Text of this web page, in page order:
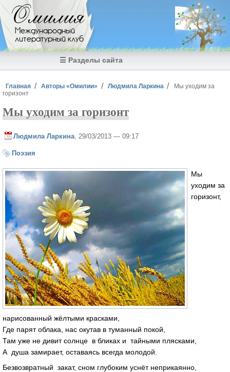
Перейти к основному содержанию
Омилия
Международный
литературный клуб
☰ Разделы сайта
Вы здесь
Главная Авторы «Омилии» Людмила Ларкина
Мы уходим за
горизонт
Мы уходим за горизонт
Людмила Ларкина , 29/03/2013 — 09:17
Поэзия
Мы
уходим за
горизонт,
нарисованный жёлтыми красками,
Где парят облака, нас окутав в туманный покой,
Там уже не дивит солнце в бликах и тайными плясками,
А душа замирает, оставаясь всегда молодой.
Безвозвратный закат, сном глубоким уснёт неприкаянно,